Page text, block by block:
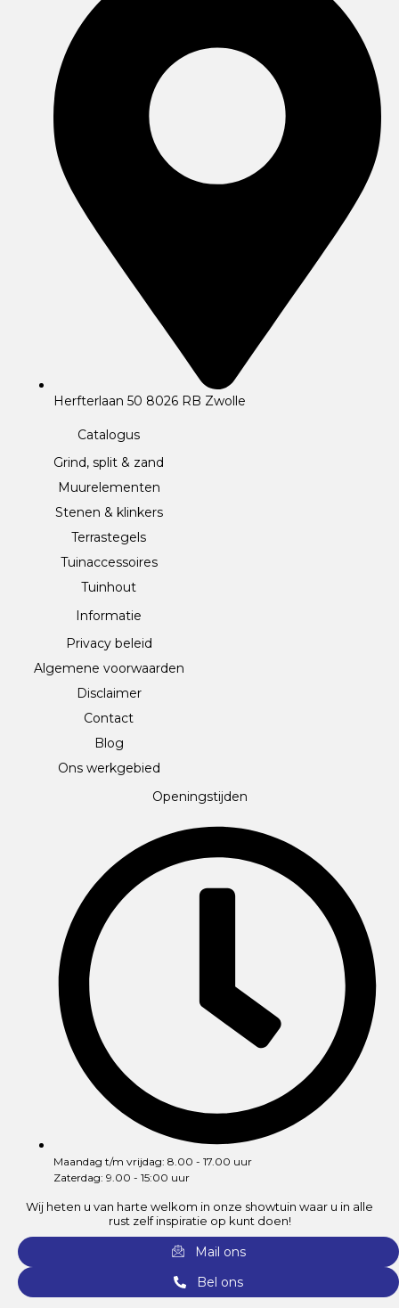
Herfterlaan 50 8026 RB Zwolle
Catalogus
Grind, split & zand
Muurelementen
Stenen & klinkers
Terrastegels
Tuinaccessoires
Tuinhout
Informatie
Privacy beleid
Algemene voorwaarden
Disclaimer
Contact
Blog
Ons werkgebied
Openingstijden
Maandag t/m vrijdag: 8.00 - 17.00 uur
Zaterdag: 9.00 - 15:00 uur
Wij heten u van harte welkom in onze showtuin waar u in alle
rust zelf inspiratie op kunt doen!
Mail ons
Bel ons